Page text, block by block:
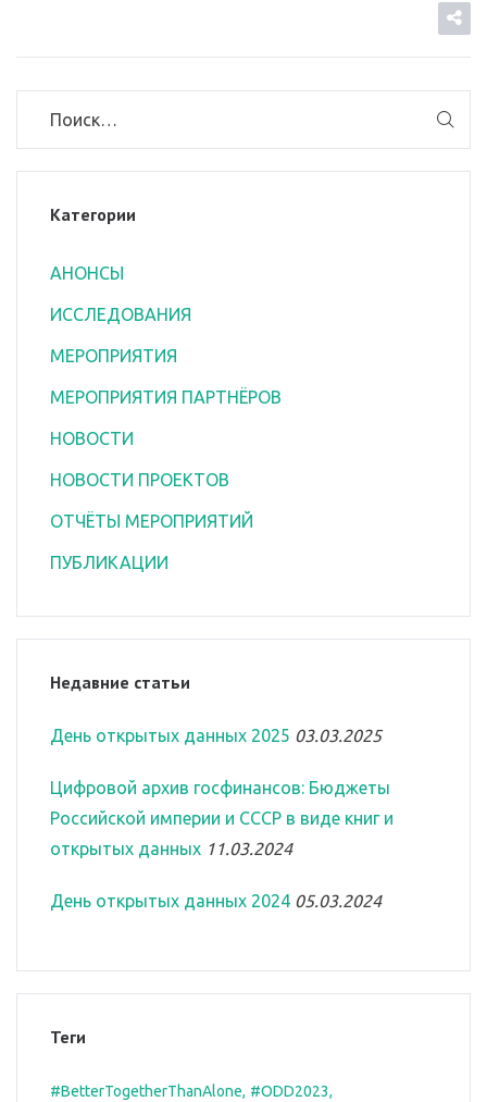
Категории
АНОНСЫ
ИССЛЕДОВАНИЯ
МЕРОПРИЯТИЯ
МЕРОПРИЯТИЯ ПАРТНЁРОВ
НОВОСТИ
НОВОСТИ ПРОЕКТОВ
ОТЧЁТЫ МЕРОПРИЯТИЙ
ПУБЛИКАЦИИ
Недавние статьи
День открытых данных 2025 03.03.2025
Цифровой архив госфинансов: Бюджеты
Российской империи и СССР в виде книг и
открытых данных 11.03.2024
День открытых данных 2024 05.03.2024
Теги
#BetterTogetherThanAlone #ODD2023